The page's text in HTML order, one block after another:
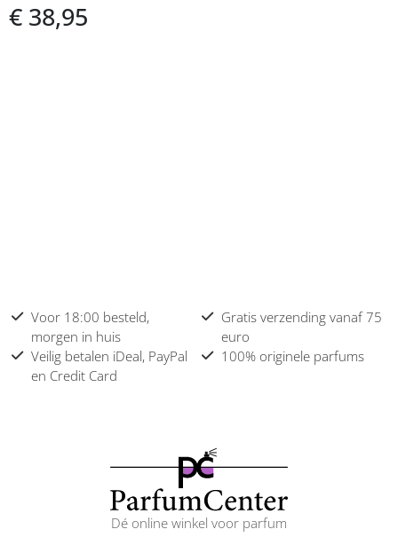
€ 38,95
Voor 18:00 besteld,
morgen in huis
Gratis verzending vanaf 75
euro
Veilig betalen iDeal, PayPal
en Credit Card
100% originele parfums
Dé online winkel voor parfum